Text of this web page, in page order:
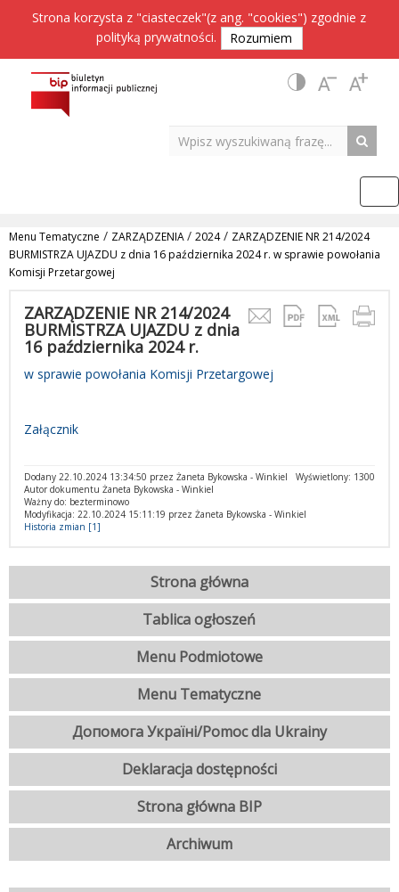
Strona korzysta z "ciasteczek"(z ang. "cookies") zgodnie z
polityką prywatności. Rozumiem
Menu Tematyczne / ZARZĄDZENIA/ 2024/ ZARZĄDZENIE NR 214/2024
BURMISTRZA UJAZDU z dnia 16 października 2024 r. w sprawie powołania
Komisji Przetargowej
ZARZĄDZENIE NR 214/2024
BURMISTRZA UJAZDU z dnia
16 października 2024 r.
w sprawie powołania Komisji Przetargowej
Załącznik
Wyświetlony: 1300
Dodany 22.10.2024 13:34:50 przez Żaneta Bykowska - Winkiel
Autor dokumentu Żaneta Bykowska - Winkiel
Ważny do: bezterminowo
Modyfikacja: 22.10.2024 15:11:19 przez Żaneta Bykowska - Winkiel
Historia zmian [1]
Strona główna
Tablica ogłoszeń
Menu Podmiotowe
Menu Tematyczne
Допомога Україні/Pomoc dla Ukrainy
Deklaracja dostępności
Strona główna BIP
Archiwum